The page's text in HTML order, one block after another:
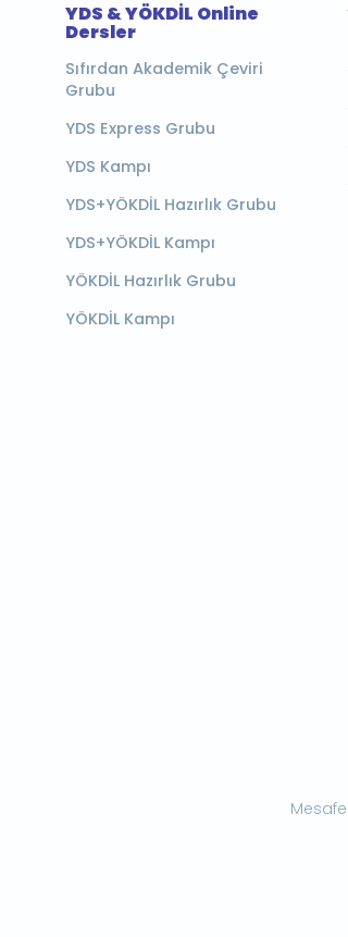
YDS & YÖKDİL Online
Dersler
Sıfırdan Akademik Çeviri
Grubu
YDS Express Grubu
YDS Kampı
YDS+YÖKDİL Hazırlık Grubu
YDS+YÖKDİL Kampı
YÖKDİL Hazırlık Grubu
YÖKDİL Kampı